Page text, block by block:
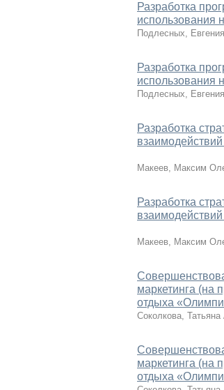
Разработка
использования
Подлесных,
Разработка
использования
Подлесных,
Разработка
Макеев, Максим
Разработка
Макеев, Максим
маркетинга (на
отдыха
Соколкова,
маркетинга (на
отдыха